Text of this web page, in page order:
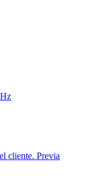
cliente. Previa